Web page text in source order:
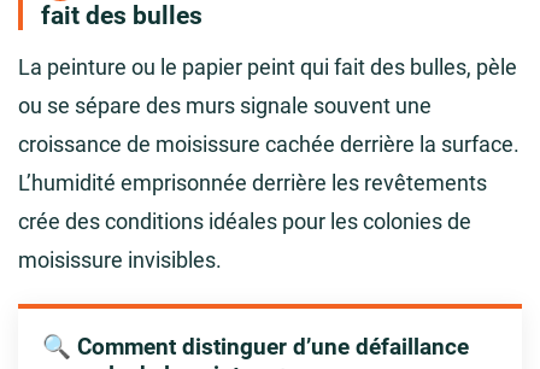
fait des bulles
La peinture ou le papier peint qui fait des bulles, pèle
ou se sépare des murs signale souvent une
croissance de moisissure cachée derrière la surface.
L’humidité emprisonnée derrière les revêtements
crée des conditions idéales pour les colonies de
moisissure invisibles.
🔍 Comment distinguer d’une défaillance